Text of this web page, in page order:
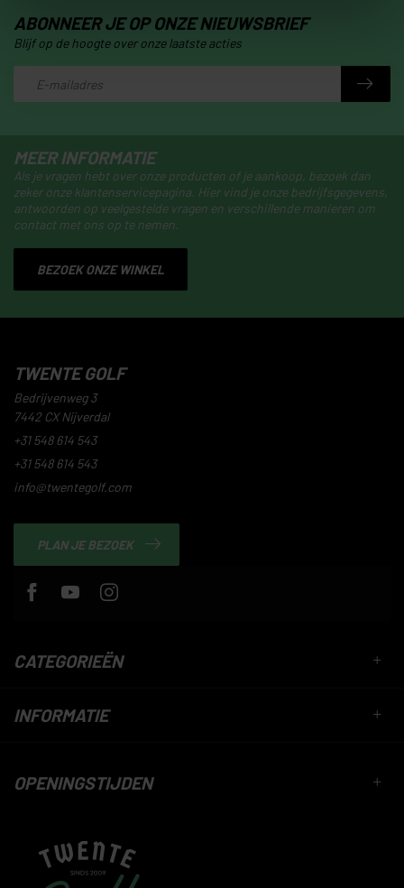
MEER INFORMATIE
Als je vragen hebt over onze producten of je aankoop, bezoek dan
zeker onze klantenservicepagina. Hier vind je onze bedrijfsgegevens,
antwoorden op veelgestelde vragen en verschillende manieren om
contact met ons op te nemen.
BEZOEK ONZE WINKEL
ABONNEER JE OP ONZE NIEUWSBRIEF
Blijf op de hoogte over onze laatste acties
TWENTE GOLF
Bedrijvenweg 3
7442 CX Nijverdal
+31 548 614 543
+31 548 614 543
info@twentegolf.com
PLAN JE BEZOEK
CATEGORIEËN
INFORMATIE
OPENINGSTIJDEN